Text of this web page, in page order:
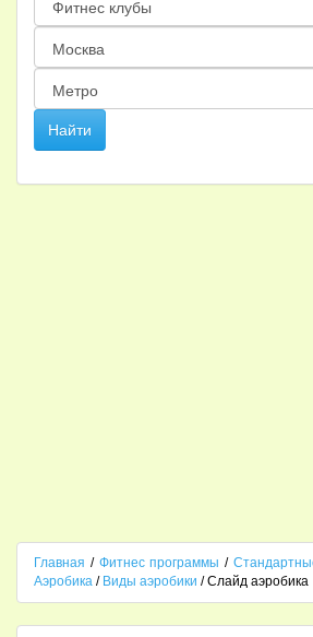
Главная / Фитнес программы /
Аэробика / Виды аэробики / Слайд аэробика